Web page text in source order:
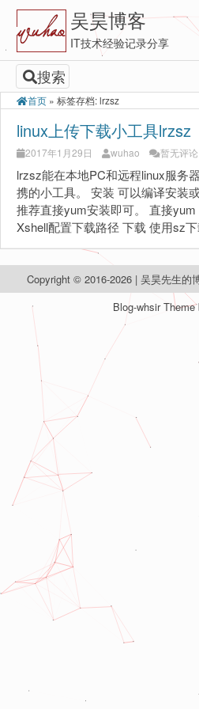
吴昊博客
IT技术经验记录分享
搜索
首页 » 标签存档: lrzsz
linux上传下载小工具lrzsz
2017年1月29日 wuhao 暂无评论
lrzsz能在本地PC和远程linux服务
携的小工具。 安装 可以编译安装
推荐直接yum安装即可。 直接
Xshell配置下载路径 下载 使用sz
Copyright © 2016-2026 | 吴昊先生的
Blog-whsir Theme